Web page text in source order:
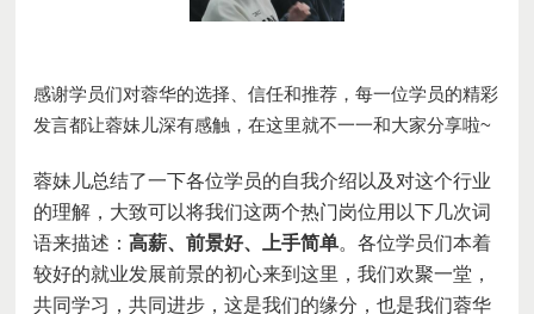
感谢学员们对蓉华的选择、信任和推荐，每一位学员的精彩
发言都让蓉妹儿深有感触，在这里就不一一和大家分享啦~
蓉妹儿总结了一下各位学员的自我介绍以及对这个行业
的理解 ， 大致可以将我们这两个热门岗位用以下几次词
语来描述：高薪、前景好、上手简单。各位学员们本着
较好的就业发展前景的初心来到这里，我们欢聚一堂，
共同学习，共同进步，这是我们的缘分，也是我们蓉华